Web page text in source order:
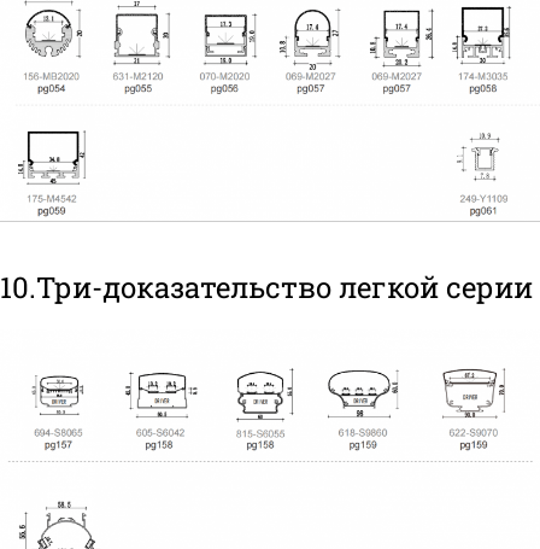
10.Три-доказательство легкой серии